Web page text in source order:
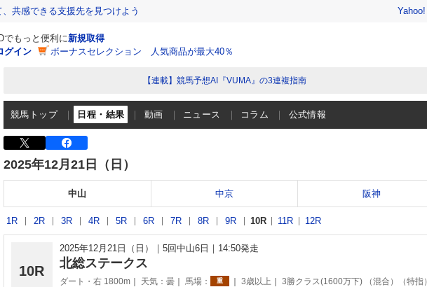
共感できる支援先を見つけよう
IDでもっと便利に新規取得
グイン
ボーナスセレクション 人気商品が最大40％
【連載】競馬予想AI『VUMA』の3連複指南
競馬トップ 日程・結果 動画 ニュース コラム 公式情報
2025年12月21日（日）
中山 中京 阪神
1R 2R 3R 4R 5R 6R 7R 8R 9R 10R 11R 12R
10R
2025年12月21日（日） 5回中山6日 14:50発走
北総ステークス
ダート・右 1800m 天気： 曇 馬場： 重 3歳以上
3勝クラス(1600万下) （混合）（特指）